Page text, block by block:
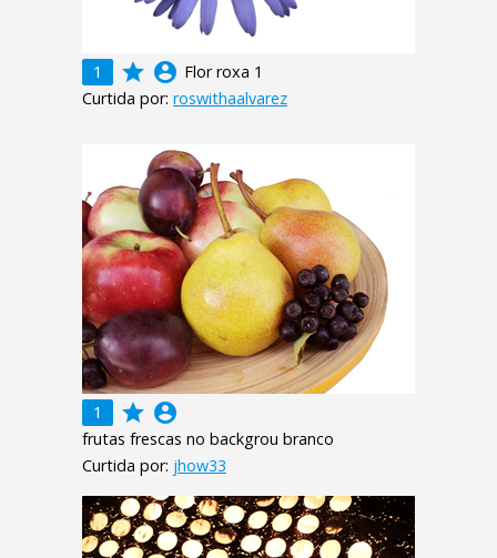
1 grade account_circle Flor roxa 1
Curtida por: roswithaalvarez
1 grade account_circle
frutas frescas no backgrou branco
Curtida por: jhow33